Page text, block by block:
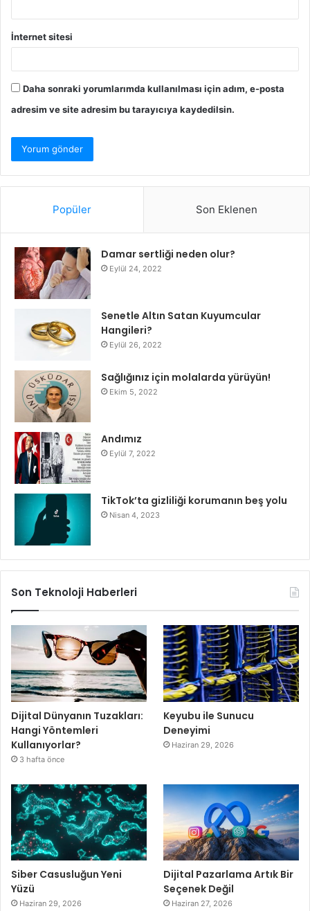
İnternet sitesi
Daha sonraki yorumlarımda kullanılması için adım, e-posta
adresim ve site adresim bu tarayıcıya kaydedilsin.
Popüler Son Eklenen
Damar sertliği neden olur?
Eylül 24, 2022
Senetle Altın Satan Kuyumcular
Hangileri?
Eylül 26, 2022
Sağlığınız için molalarda yürüyün!
Ekim 5, 2022
Andımız
Eylül 7, 2022
TikTok’ta gizliliği korumanın beş yolu
Nisan 4, 2023
Son Teknoloji Haberleri
Dijital Dünyanın Tuzakları:
Hangi Yöntemleri
Kullanıyorlar?
3 hafta önce
Keyubu ile Sunucu
Deneyimi
Haziran 29, 2026
Siber Casusluğun Yeni
Yüzü
Haziran 29, 2026
Dijital Pazarlama Artık Bir
Seçenek Değil
Haziran 27, 2026